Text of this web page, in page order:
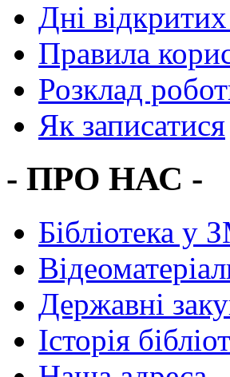
Дні
Правила
Розклад
Як записатися
- ПРО НАС -
Бібліотека у
Державні
Історія